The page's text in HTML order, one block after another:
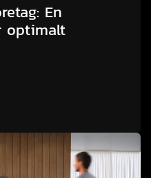
En
optimalt